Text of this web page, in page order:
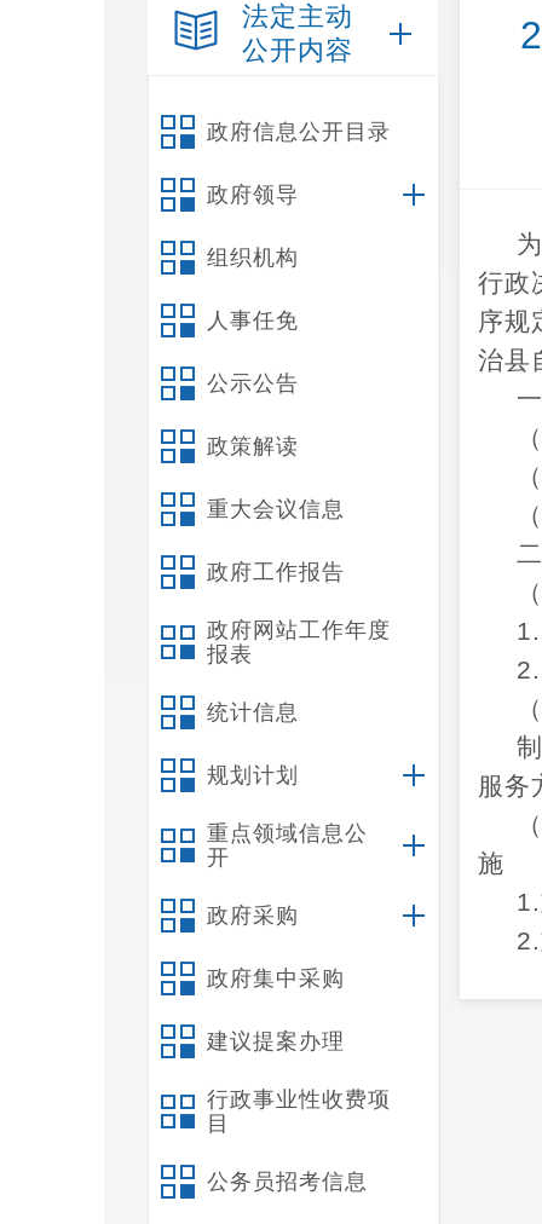
法定主动
公开内容
政府信息公开目录
政府领导
组织机构
人事任免
公示公告
政策解读
重大会议信息
政府工作报告
政府网站工作年度
报表
统计信息
规划计划
重点领域信息公
开
政府采购
政府集中采购
建议提案办理
行政事业性收费项
目
公务员招考信息
行政
序规
治县
服务
施